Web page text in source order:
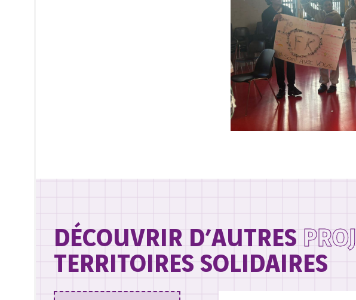
DÉCOUVRIR D’AUTRES
TERRITOIRES SOLIDAIRES